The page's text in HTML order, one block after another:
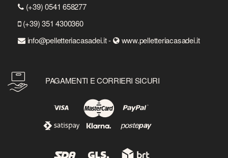
(+39) 0541 658277
(+39) 351 4300360
info@pelletteriacasadei.it -
www.pelletteriacasadei.it
PAGAMENTI E CORRIERI SICURI